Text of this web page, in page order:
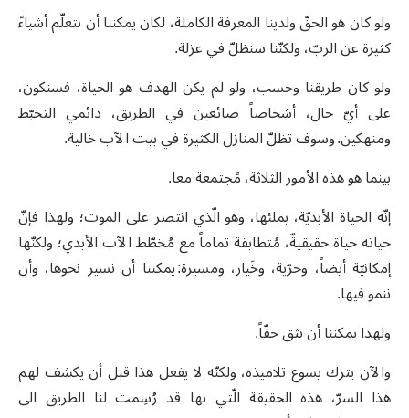
ولو كان هو الحقّ ولدينا المعرفة الكاملة، لكان يمكننا أن نتعلّم أشياءً
كثيرة عن الربّ، ولكنّنا سنظلّ في عزلة.
ولو كان طريقنا وحسب، ولو لم يكن الهدف هو الحياة، فسنكون،
على أيّ حال، أشخاصاً ضائعين في الطريق، دائمي التخبّط
ومنهكين. وسوف تظلّ المنازل الكثيرة في بيت الآب خالية.
بينما هو هذه الأمور الثلاثة، مًجتمعة معا.
إنّه الحياة الأبديّة، بملئها، وهو الّذي انتصر على الموت؛ ولهذا فإنّ
حياته حياة حقيقيةّ، مُتطابقة تماماً مع مُخطّط الآب الأبدي؛ ولكنّها
إمكانيّة أيضاً، وحرّية، وخَيار، ومسيرة: يمكننا أن نسير نحوها، وأن
ننمو فيها.
ولهذا يمكننا أن نثق حقّاً.
والآن يترك يسوع تلاميذه، ولكنّه لا يفعل هذا قبل أن يكشف لهم
هذا السرّ، هذه الحقيقة الّتي بها قد رُسِمت لنا الطريق الى